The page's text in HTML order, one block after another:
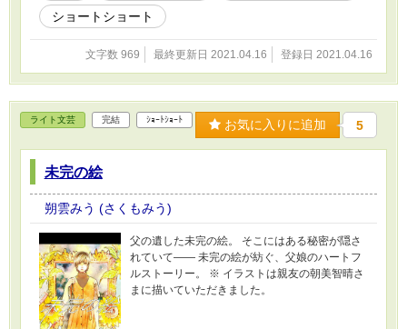
ショートショート
文字数 969 最終更新日 2021.04.16 登録日 2021.04.16
ライト文芸 完結 ｼｮｰﾄｼｮｰﾄ お気に入りに追加 5
未完の絵
朔雲みう (さくもみう)
父の遺した未完の絵。 そこにはある秘密が隠さ
れていて―― 未完の絵が紡ぐ、父娘のハートフ
ルストーリー。 ※ イラストは親友の朝美智晴さ
まに描いていただきました。